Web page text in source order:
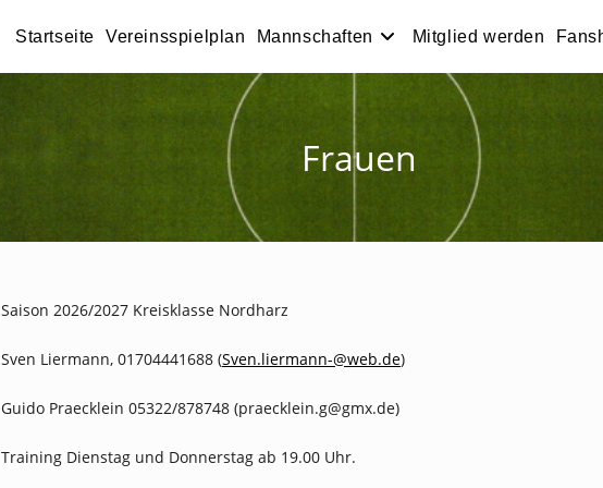
Startseite Vereinsspielplan Mannschaften Mitglied werden
Frauen
Saison 2026/2027 Kreisklasse Nordharz
Sven Liermann, 01704441688 (Sven.liermann-@web.de)
Guido Praecklein 05322/878748 (praecklein.g@gmx.de)
Training Dienstag und Donnerstag ab 19.00 Uhr.